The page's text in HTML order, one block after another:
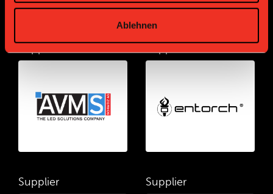
Ablehnen
Supplier Supplier